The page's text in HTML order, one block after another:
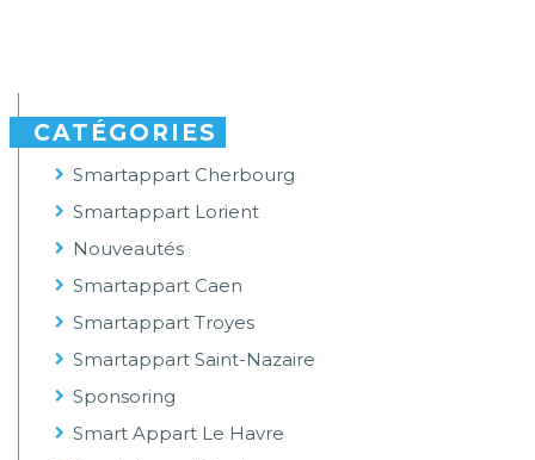
CATÉGORIES
Smartappart Cherbourg
Smartappart Lorient
Nouveautés
Smartappart Caen
Smartappart Troyes
Smartappart Saint-Nazaire
Sponsoring
Smart Appart Le Havre